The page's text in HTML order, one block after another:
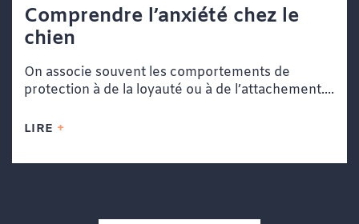
Comprendre l’anxiété chez le
chien
On associe souvent les comportements de
protection à de la loyauté ou à de l’attachement....
LIRE